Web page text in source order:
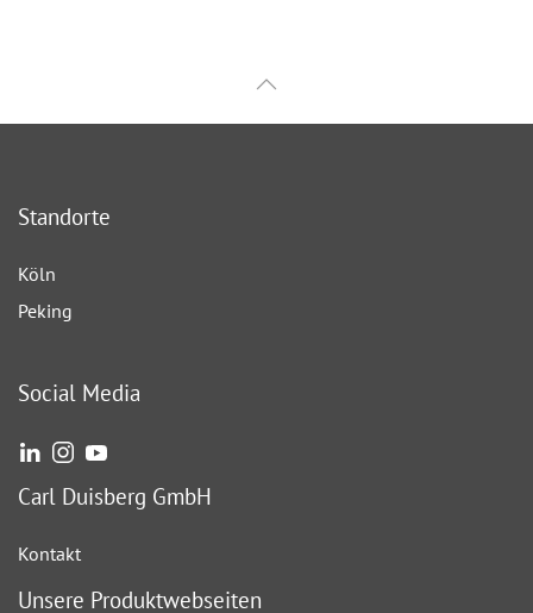
Standorte
Köln
Peking
Social Media
Carl Duisberg GmbH
Kontakt
Unsere Produktwebseiten